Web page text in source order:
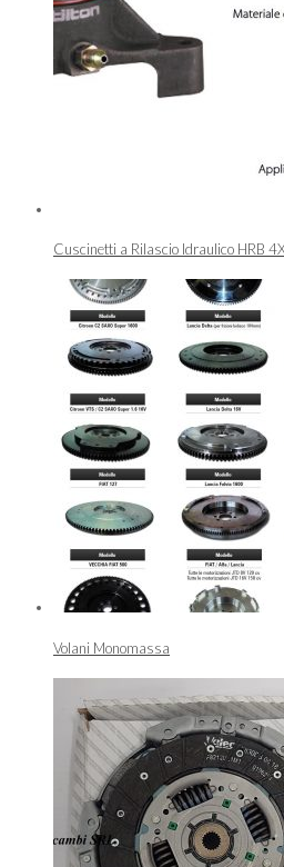
Cuscinetti a Rilascio Idraulico HRB
Volani Monomassa